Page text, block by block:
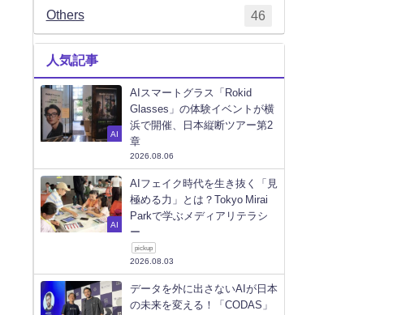
Others 46
人気記事
AI
AIスマートグラス「Rokid
Glasses」の体験イベントが横
浜で開催、日本縦断ツアー第2
章
2026.08.06
AI
AIフェイク時代を生き抜く「見
極める力」とは？Tokyo Mirai
Parkで学ぶメディアリテラシ
ー
pickup
2026.08.03
データを外に出さないAIが日本
の未来を変える！「CODAS」